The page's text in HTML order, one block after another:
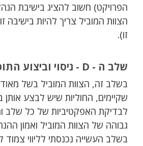
הפרויקט) חשוב להציג בישיבת
הצוות המוביל צריך להיות בישיבה
זו).
שלב ה - D - ניסוי וביצוע התוכנית
בשלב זה, הצוות המוביל בשל
שקיימים, החוליות שיש לבצע
לבדיקת האפקטיביות של כל שלב
גבוהה של הצוות המוביל ואמון
בשלב העשייה נכנסתי לליווי